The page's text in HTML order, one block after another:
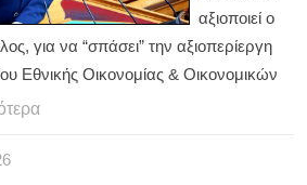
αξιοποιεί ο
για να “σπάσει” την αξιοπερίεργη
Εθνικής Οικονομίας & Οικονομικών